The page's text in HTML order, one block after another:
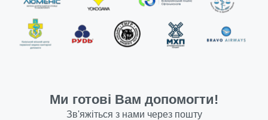
Ми готові Вам допомогти!
Зв'яжіться з нами через пошту